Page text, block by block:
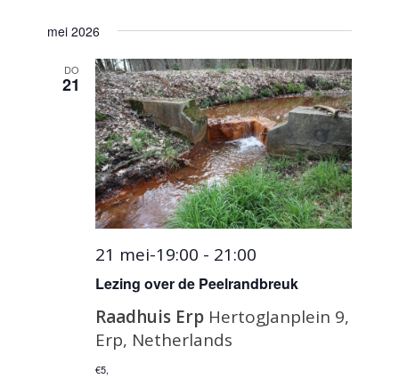
mei 2026
DO
21
Lezing over de Peelrandbreuk
21 mei-19:00 - 21:00
Raadhuis Erp HertogJanplein 9,
Erp, Netherlands
€5,